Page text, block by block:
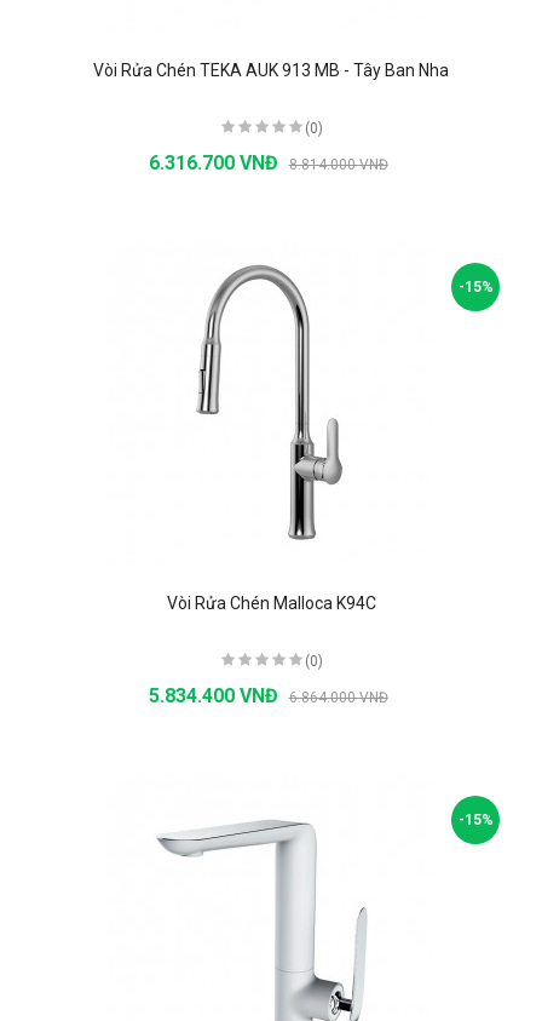
Vòi Rửa Chén TEKA AUK 913 MB - Tây Ban Nha
(0)
6.316.700 VNĐ 8.814.000 VNĐ
-15%
Vòi Rửa Chén Malloca K94C
(0)
5.834.400 VNĐ 6.864.000 VNĐ
-15%